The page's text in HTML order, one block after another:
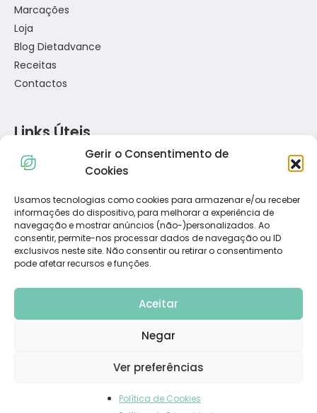
Gerir o Consentimento de
Cookies
Usamos tecnologias como cookies para armazenar e/ou receber
informações do dispositivo, para melhorar a experiência de
navegação e mostrar anúncios (não-)personalizados. Ao
consentir, permite-nos processar dados de navegação ou ID
exclusivos neste site. Não consentir ou retirar o consentimento
pode afetar recursos e funções.
Aceitar
Negar
Ver preferências
Política de Cookies
Marcações
Loja
Blog Dietadvance
Receitas
Contactos
Links Úteis
Política de Privacidade
Política de Cookies
Termos e Condições
Resolução de Conflitos de Consumo
Livro de Reclamações
Subscreva a Nossa Newsletter